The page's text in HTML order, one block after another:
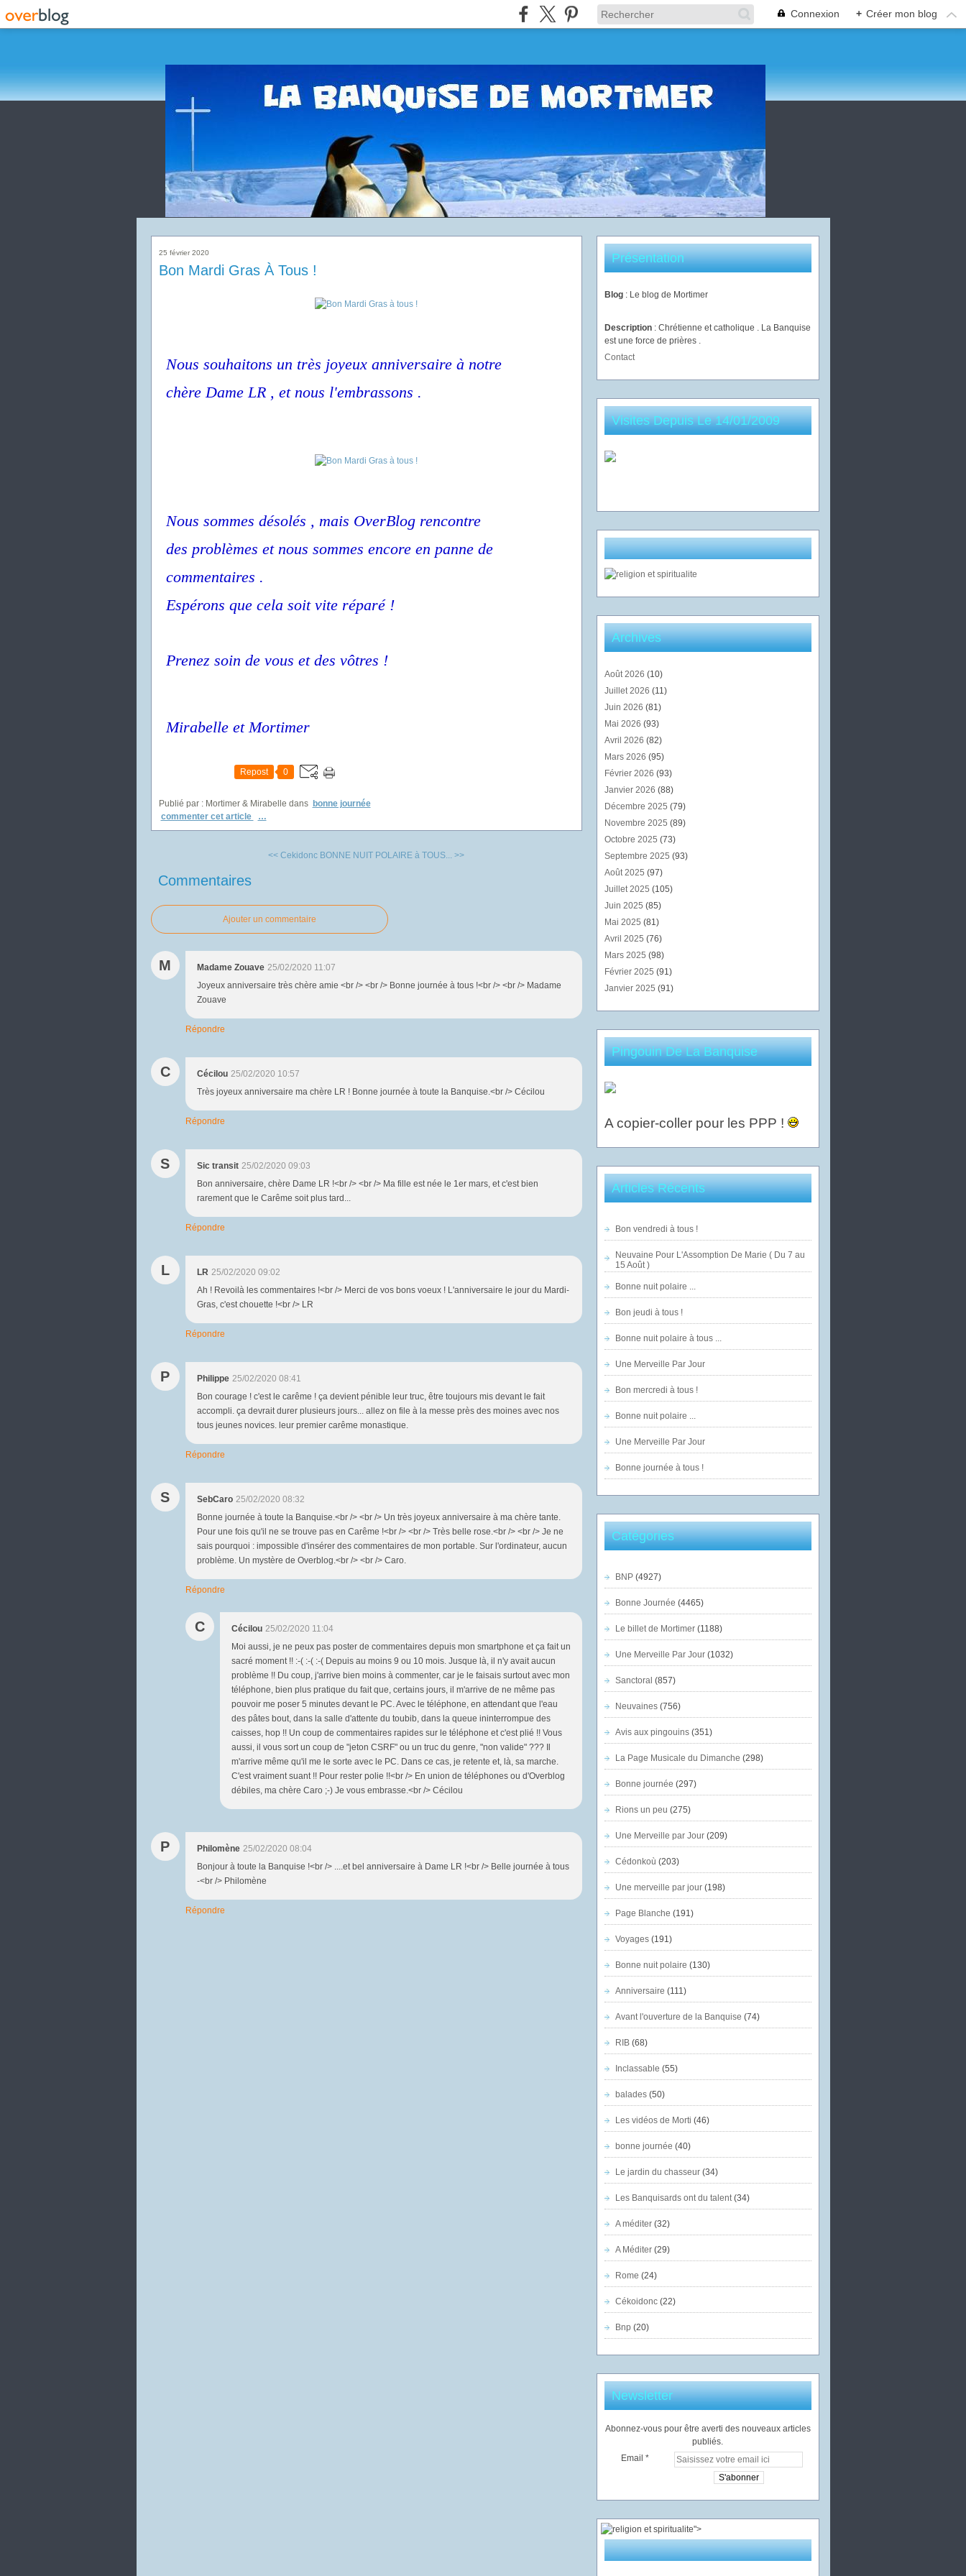
Connexion + Créer mon blog
25 février 2020
Bon Mardi Gras À Tous !
Nous souhaitons un très joyeux anniversaire à notre
chère Dame LR , et nous l'embrassons .
Nous sommes désolés , mais OverBlog rencontre
des problèmes et nous sommes encore en panne de
commentaires .
Espérons que cela soit vite réparé !
Prenez soin de vous et des vôtres !
Mirabelle et Mortimer
Repost 0
Publié par : Mortimer & Mirabelle dans bonne journée
commenter cet article
…
<< Cekidonc BONNE NUIT POLAIRE à TOUS... >>
Commentaires
Ajouter un commentaire
M Madame Zouave 25/02/2020 11:07
Joyeux anniversaire très chère amie <br /> <br /> Bonne journée à tous !<br /> <br /> Madame
Zouave
Répondre
C Cécilou 25/02/2020 10:57
Très joyeux anniversaire ma chère LR ! Bonne journée à toute la Banquise.<br /> Cécilou
Répondre
S Sic transit 25/02/2020 09:03
Bon anniversaire, chère Dame LR !<br /> <br /> Ma fille est née le 1er mars, et c'est bien
rarement que le Carême soit plus tard...
Répondre
L LR 25/02/2020 09:02
Ah ! Revoilà les commentaires !<br /> Merci de vos bons voeux ! L'anniversaire le jour du Mardi-
Gras, c'est chouette !<br /> LR
Répondre
P Philippe 25/02/2020 08:41
Bon courage ! c'est le carême ! ça devient pénible leur truc, être toujours mis devant le fait
accompli. ça devrait durer plusieurs jours... allez on file à la messe près des moines avec nos
tous jeunes novices. leur premier carême monastique.
Répondre
S SebCaro 25/02/2020 08:32
Bonne journée à toute la Banquise.<br /> <br /> Un très joyeux anniversaire à ma chère tante.
Pour une fois qu'il ne se trouve pas en Carême !<br /> <br /> Très belle rose.<br /> <br /> Je ne
sais pourquoi : impossible d'insérer des commentaires de mon portable. Sur l'ordinateur, aucun
problème. Un mystère de Overblog.<br /> <br /> Caro.
Répondre
C Cécilou 25/02/2020 11:04
Moi aussi, je ne peux pas poster de commentaires depuis mon smartphone et ça fait un
sacré moment !! :-( :-( :-( Depuis au moins 9 ou 10 mois. Jusque là, il n'y avait aucun
problème !! Du coup, j'arrive bien moins à commenter, car je le faisais surtout avec mon
téléphone, bien plus pratique du fait que, certains jours, il m'arrive de ne même pas
pouvoir me poser 5 minutes devant le PC. Avec le téléphone, en attendant que l'eau
des pâtes bout, dans la salle d'attente du toubib, dans la queue ininterrompue des
caisses, hop !! Un coup de commentaires rapides sur le téléphone et c'est plié !! Vous
aussi, il vous sort un coup de "jeton CSRF" ou un truc du genre, "non valide" ??? Il
m'arrive même qu'il me le sorte avec le PC. Dans ce cas, je retente et, là, sa marche.
C'est vraiment suant !! Pour rester polie !!<br /> En union de téléphones ou d'Overblog
débiles, ma chère Caro ;-) Je vous embrasse.<br /> Cécilou
P Philomène 25/02/2020 08:04
Bonjour à toute la Banquise !<br /> ....et bel anniversaire à Dame LR !<br /> Belle journée à tous
-<br /> Philomène
Répondre
Présentation
Blog : Le blog de Mortimer
Description : Chrétienne et catholique . La Banquise
est une force de prières .
Contact
Visites Depuis Le 14/01/2009
Archives
Août 2026 (10)
Juillet 2026 (11)
Juin 2026 (81)
Mai 2026 (93)
Avril 2026 (82)
Mars 2026 (95)
Février 2026 (93)
Janvier 2026 (88)
Décembre 2025 (79)
Novembre 2025 (89)
Octobre 2025 (73)
Septembre 2025 (93)
Août 2025 (97)
Juillet 2025 (105)
Juin 2025 (85)
Mai 2025 (81)
Avril 2025 (76)
Mars 2025 (98)
Février 2025 (91)
Janvier 2025 (91)
Pingouin De La Banquise
A copier-coller pour les PPP !
Articles Récents
Bon vendredi à tous !
Neuvaine Pour L'Assomption De Marie ( Du 7 au
15 Août )
Bonne nuit polaire ...
Bon jeudi à tous !
Bonne nuit polaire à tous ...
Une Merveille Par Jour
Bon mercredi à tous !
Bonne nuit polaire ...
Une Merveille Par Jour
Bonne journée à tous !
Catégories
BNP(4927)
Bonne Journée (4465)
Le billet de Mortimer(1188)
Une Merveille Par Jour(1032)
Sanctoral (857)
Neuvaines(756)
Avis aux pingouins(351)
La Page Musicale du Dimanche (298)
Bonne journée (297)
Rions un peu (275)
Une Merveille par Jour(209)
Cédonkoù (203)
Une merveille par jour(198)
Page Blanche (191)
Voyages(191)
Bonne nuit polaire (130)
Anniversaire (111)
Avant l'ouverture de la Banquise (74)
RIB(68)
Inclassable (55)
balades(50)
Les vidéos de Morti (46)
bonne journée (40)
Le jardin du chasseur(34)
Les Banquisards ont du talent(34)
A méditer(32)
A Méditer(29)
Rome (24)
Cékoidonc(22)
Bnp (20)
Newsletter
Abonnez-vous pour être averti des nouveaux articles
publiés.
Email
">